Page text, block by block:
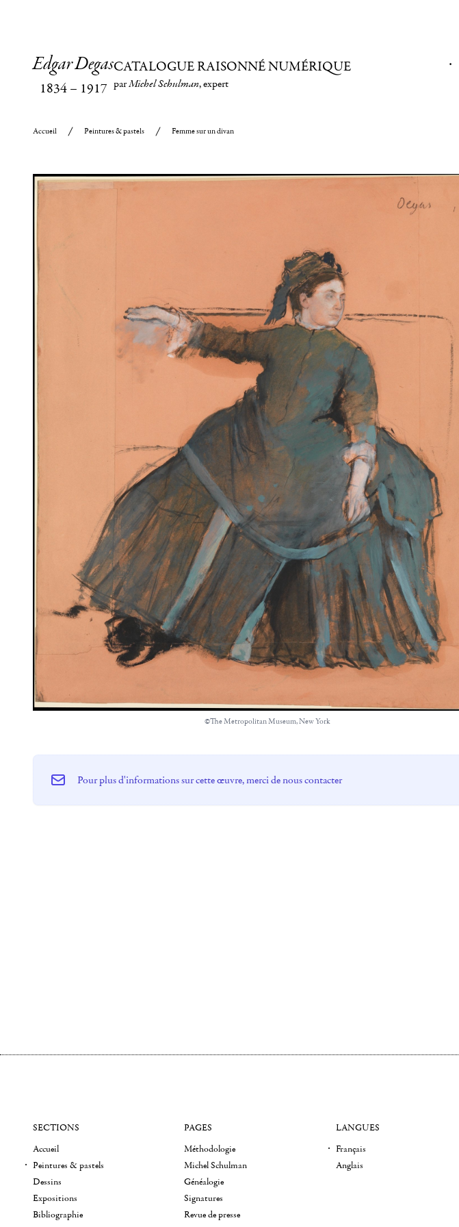
Edgar Degas
1834– 1917
CATALOGUE RAISONNÉ NUMÉRIQUE
parMichel Schulman, expert
Accueil Peintures & pastels Femme sur un divan
©The Metropolitan Museum, New York
Pour plus d'informations sur cette œuvre, merci de nous contacter
SECTIONS
Accueil
Peintures & pastels
Dessins
Expositions
Bibliographie
PAGES
Méthodologie
Michel Schulman
Généalogie
Signatures
Revue de presse
LANGUES
Français
Anglais